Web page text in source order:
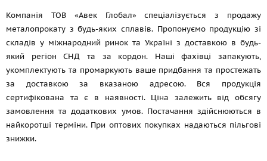
Компанія ТОВ «Авек Глобал» спеціалізується з продажу
металопрокату з будь-яких сплавів. Пропонуємо продукцію зі
складів у міжнародний ринок та Україні з доставкою в будь-
який регіон СНД та за кордон. Наші фахівці запакують,
укомплектують та промаркують ваше придбання та простежать
за доставкою за вказаною адресою. Вся продукція
сертифікована та є в наявності. Ціна залежить від обсягу
замовлення та додаткових умов. Постачання здійснюються в
найкоротші терміни. При оптових покупках надаються пільгові
знижки.